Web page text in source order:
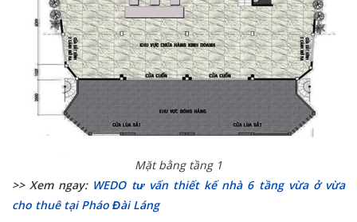
Mặt bằng tầng 1
>> Xem ngay: WEDO tư vấn thiết kế nhà 6 tầng vừa ở vừa
cho thuê tại Pháo Đài Láng